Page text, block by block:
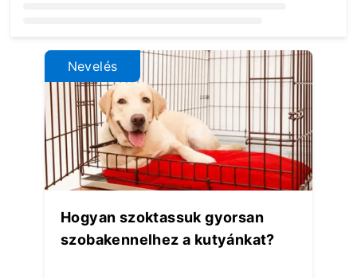
Nevelés
Hogyan szoktassuk gyorsan
szobakennelhez a kutyánkat?